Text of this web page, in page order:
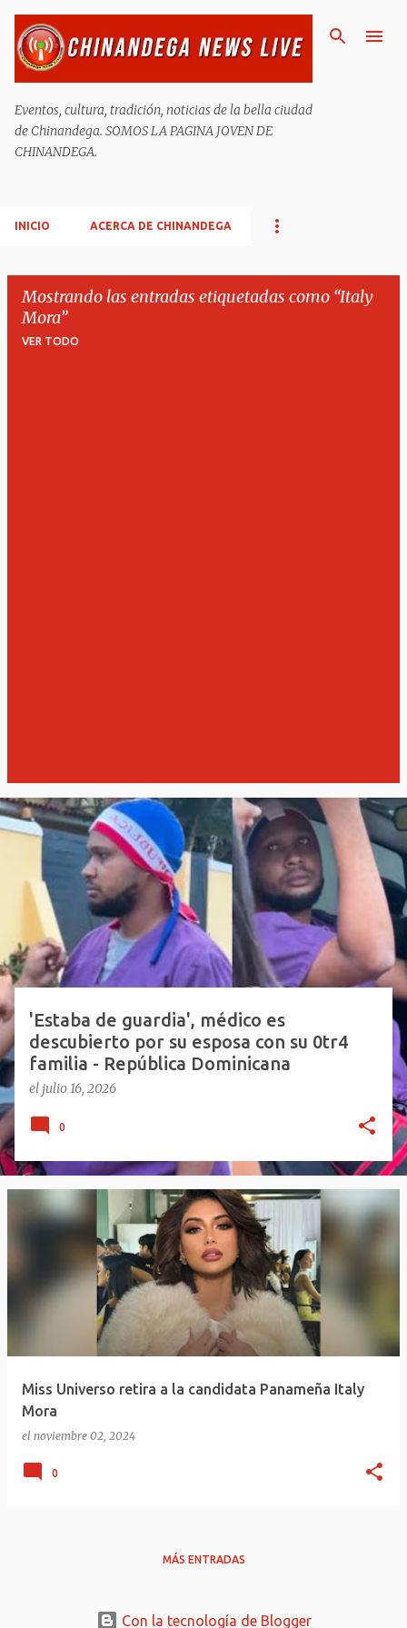
Eventos, cultura, tradición, noticias de la bella ciudad
de Chinandega. SOMOS LA PAGINA JOVEN DE
CHINANDEGA.
INICIO ACERCA DE CHINANDEGA
Mostrando las entradas etiquetadas como Italy
Mora
VER TODO
E
d
a
s
'Estaba de guardia', médico es
descubierto por su esposa con su 0tr4
familia - República Dominicana
el julio 16, 2026
0
Miss Universo retira a la candidata Panameña Italy
Mora
el noviembre 02, 2024
0
MÁS ENTRADAS
Con la tecnología de Blogger